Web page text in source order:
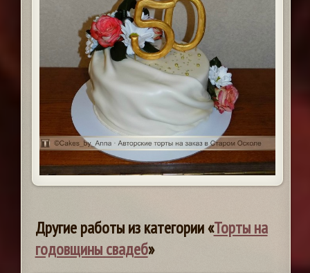
Другие работы из категории «Торты на
годовщины свадеб»